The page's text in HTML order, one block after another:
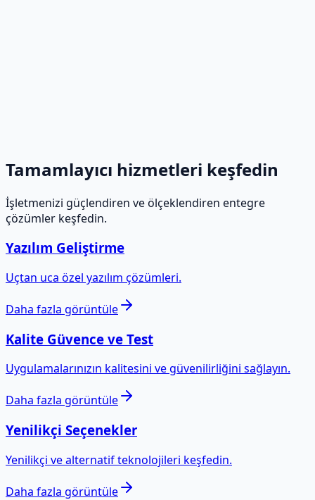
Tamamlayıcı hizmetleri keşfedin
İşletmenizi güçlendiren ve ölçeklendiren entegre
çözümler keşfedin.
Yazılım Geliştirme
Uçtan uca özel yazılım çözümleri.
Daha fazla görüntüle
Kalite Güvence ve Test
Uygulamalarınızın kalitesini ve güvenilirliğini sağlayın.
Daha fazla görüntüle
Yenilikçi Seçenekler
Yenilikçi ve alternatif teknolojileri keşfedin.
Daha fazla görüntüle